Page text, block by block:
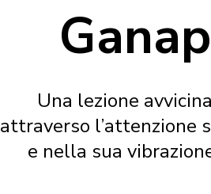
Una lezione
attraverso l’attenzione
e nella sua